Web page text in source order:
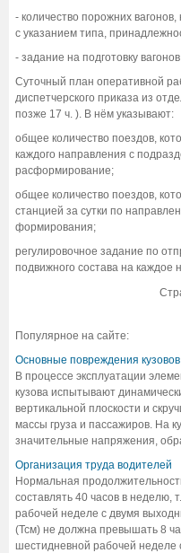
- количество порожних
с указанием типа,
- задание на подготовку
Суточный план оперативной
диспетчерского приказа из
позже 17 ч. ). В нём указывают:
общее количество поездов,
каждого направления с
расформирование;
общее количество поездов,
станцией за сутки по
формирования;
регулировочное задание по
подвижного состава на каждое
Популярное на сайте:
Основные повреждения кузовов
В процессе эксплуатации
кузова испытывают
вертикальной плоскости и
массы груза и пассажиров. На
значительные напряжения,
Организация труда водителей
Нормальная
составлять 40 часов в неделю,
рабочей неделе с двумя
(Тсм) не должна превышать 8
шестидневной рабочей